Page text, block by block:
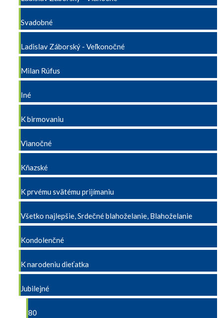
Svadobné
Ladislav Záborský - Veľkonočné
Milan Rúfus
Iné
K birmovaniu
Vianočné
Kňazské
K prvému svätému prijímaniu
Všetko najlepšie, Srdečné blahoželanie, Blahoželanie
Kondolenčné
K narodeniu dieťatka
Jubilejné
80